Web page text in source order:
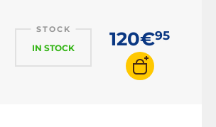
STOCK
IN STOCK 120€95